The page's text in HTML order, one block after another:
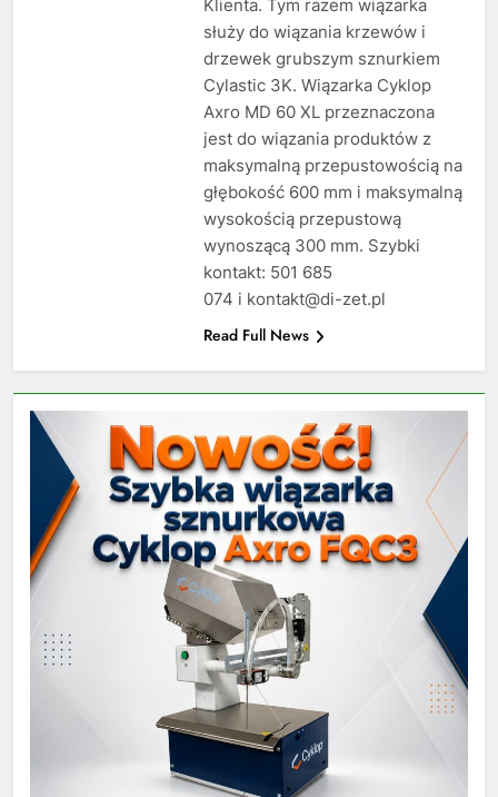
Klienta. Tym razem wiązarka
służy do wiązania krzewów i
drzewek grubszym sznurkiem
Cylastic 3K. Wiązarka Cyklop
Axro MD 60 XL przeznaczona
jest do wiązania produktów z
maksymalną przepustowością na
głębokość 600 mm i maksymalną
wysokością przepustową
wynoszącą 300 mm. ​Szybki
kontakt: 501 685
074 i kontakt@di-zet.pl
Read Full News